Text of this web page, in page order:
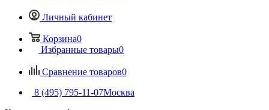
Личный кабинет
Корзина0
Избранные товары0
Сравнение товаров0
8 (495) 795-11-07Москва